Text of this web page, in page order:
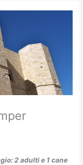
2 adulti e 1 cane